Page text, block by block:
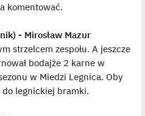
komentować.
- Mirosław Mazur
strzelcem zespołu. A jeszcze
bodajże 2 karne w
w Miedzi Legnica. Oby
do legnickiej bramki.